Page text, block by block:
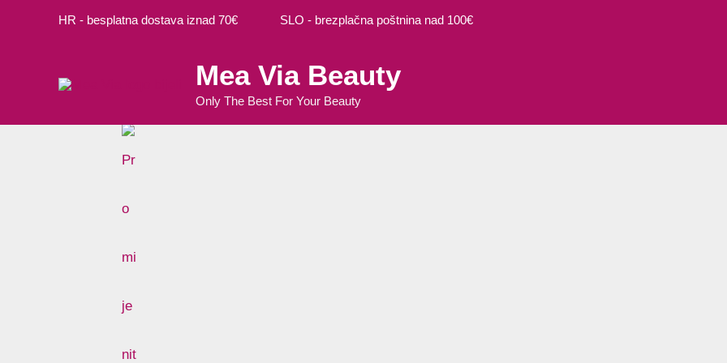
HR - besplatna dostava iznad 70€ SLO - brezplačna poštnina nad 100€
Mea Via Beauty
Only The Best For Your Beauty